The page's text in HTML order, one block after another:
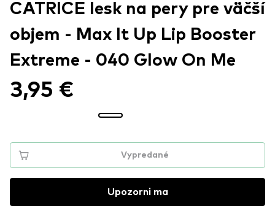
CATRICE lesk na pery pre väčší
objem - Max It Up Lip Booster
Extreme - 040 Glow On Me
3,95 €
Vypredané
Upozorni ma